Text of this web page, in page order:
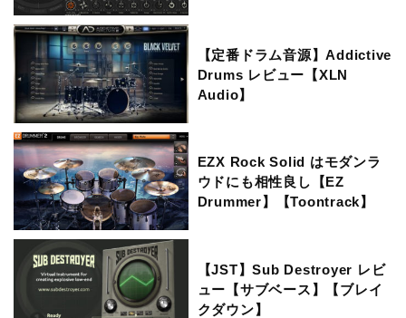
【定番ドラム音源】Addictive
Drums レビュー【XLN
Audio】
EZX Rock Solid はモダンラ
ウドにも相性良し【EZ
Drummer】【Toontrack】
【JST】Sub Destroyer レビ
ュー【サブベース】【ブレイ
クダウン】